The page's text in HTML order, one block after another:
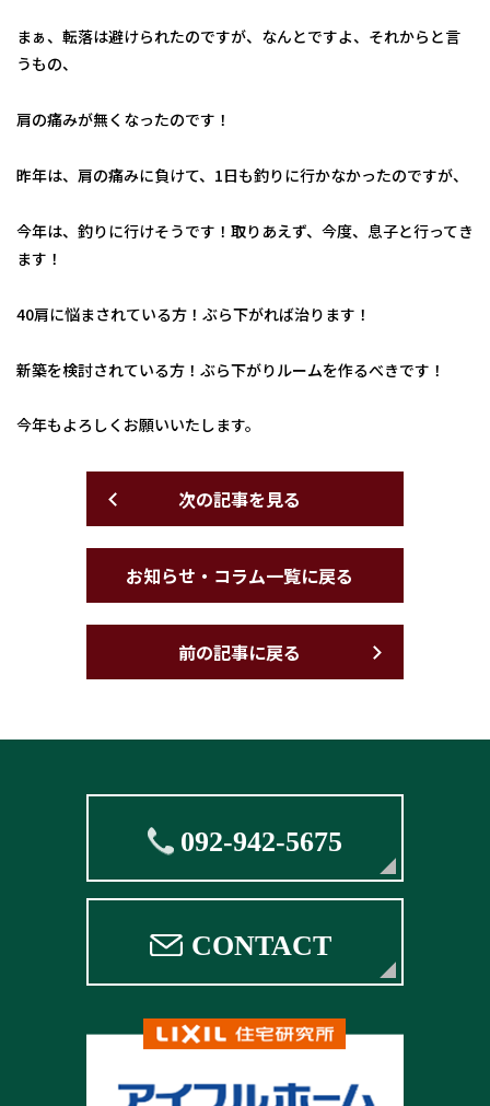
まぁ、転落は避けられたのですが、なんとですよ、それからと言
うもの、
肩の痛みが無くなったのです！
昨年は、肩の痛みに負けて、1日も釣りに行かなかったのですが、
今年は、釣りに行けそうです！取りあえず、今度、息子と行ってき
ます！
40肩に悩まされている方！ぶら下がれば治ります！
新築を検討されている方！ぶら下がりルームを作るべきです！
今年もよろしくお願いいたします。
次の記事を見る
お知らせ・コラム一覧に戻る
前の記事に戻る
092-942-5675
CONTACT